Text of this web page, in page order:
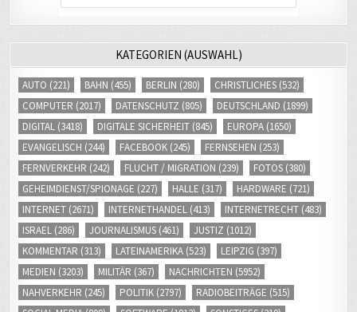
AUTO(221) BAHN(455) BERLIN(280) CHRISTLICHES(532)
COMPUTER
(2017) DATENSCHUTZ (805) DEUTSCHLAND(1899)
DIGITAL (3418) DIGITALE SICHERHEIT(845) EUROPA(1650)
EVANGELISCH (244) FACEBOOK(245) FERNSEHEN(253)
FERNVERKEHR(242) FLUCHT / MIGRATION(239) FOTOS
GEHEIMDIENST/SPIONAGE(227) HALLE (317) HARDWARE(721)
INTERNET(2671) INTERNETHANDEL(413) INTERNETRECHT(483)
ISRAEL(286) JOURNALISMUS(461) JUSTIZ
(1012)
KOMMENTAR
(313) LATEINAMERIKA (523) LEIPZIG
MEDIEN(3203) MILITÄR(367) NACHRICHTEN(5952)
NAHVERKEHR(245) POLITIK (2797) RADIOBEITRÄGE
SOCIAL MEDIA (809) SOFTWARE(1813) SONSTIGES(219)